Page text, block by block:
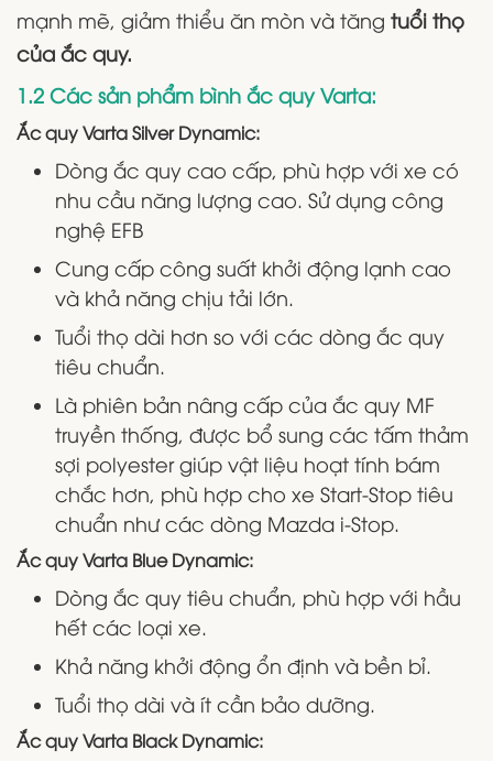
mạnh mẽ, giảm thiểu ăn mòn và tăng tuổi thọ
của ắc quy.
1.2 Các sản phẩm bình ắc quy Varta:
Ắc quy Varta Silver Dynamic:
Dòng ắc quy cao cấp, phù hợp với xe có
nhu cầu năng lượng cao. Sử dụng công
nghệ EFB
Cung cấp công suất khởi động lạnh cao
và khả năng chịu tải lớn.
Tuổi thọ dài hơn so với các dòng ắc quy
tiêu chuẩn.
Là phiên bản nâng cấp của ắc quy MF
truyền thống, được bổ sung các tấm thảm
sợi polyester giúp vật liệu hoạt tính bám
chắc hơn, phù hợp cho xe Start-Stop tiêu
chuẩn như các dòng Mazda i-Stop.
Ắc quy Varta Blue Dynamic:
Dòng ắc quy tiêu chuẩn, phù hợp với hầu
hết các loại xe.
Khả năng khởi động ổn định và bền bỉ.
Tuổi thọ dài và ít cần bảo dưỡng.
Ắc quy Varta Black Dynamic: